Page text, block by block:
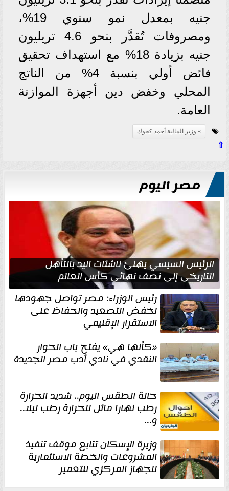
جنيه بمعدل نمو سنوي 19%،
ومصروفات تُقدَّر بنحو 4.6 تريليون
جنيه بزيادة 18% مع استهداف تحقيق
فائض أولي بنسبة 4% من الناتج
المحلي وخفض دين أجهزة الموازنة
العامة.
وزير المالية أحمد كجوك
⇧
مصر اليوم
الرئيس السيسي يهنئ ناشئات اليد بالتأهل
التاريخي إلى نصف نهائي كأس العالم
رئيس الوزراء: مصر تواصل جهودها
لخفض التصعيد والحفاظ على
الاستقرار الإقليمي
«كأنها هي» يفتح باب الحوار
النقدي في نادي أدب مصر الجديدة
حالة الطقس اليوم.. شديد الحرارة
رطب نهارا مائل للحرارة رطب ليلا..
و...
وزيرة الإسكان تتابع موقف تنفيذ
المشروعات والخطة الاستثمارية
للجهاز المركزي للتعمير